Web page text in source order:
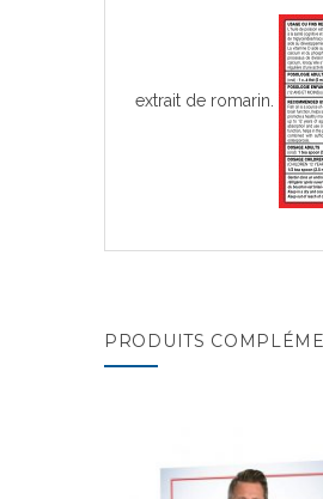
extrait de romarin.
PRODUITS